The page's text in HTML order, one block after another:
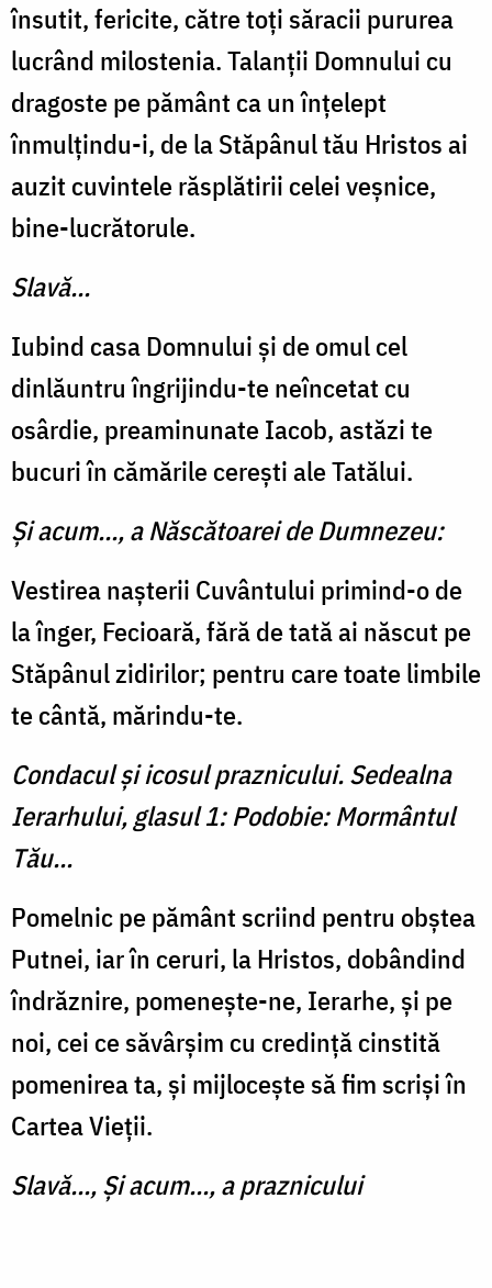
însutit, fericite, către toţi săracii puru­rea
lucrând milostenia. Talanții Domnului cu
dragoste pe pământ ca un înţelept
înmulţindu-i, de la Stăpânul tău Hristos ai
auzit cuvin­tele răsplătirii celei veşnice,
bine-lucrătorule.
Slavă...
Iubind casa Domnului și de omul cel
dinlăuntru îngrijindu-te neîncetat cu
osârdie, preaminunate Iacob, astăzi te
bucuri în cămările cereşti ale Tatălui.
Și acum..., a Născătoarei de Dumnezeu:
Vestirea naşterii Cuvântului primind-o de
la înger, Fecioară, fără de tată ai năs­cut pe
Stăpânul zidirilor; pen­tru care toate limbile
te cântă, mărindu-te.
Condacul şi icosul praznicului. Sedealna
Ierarhului, glasul 1: Podobie: Mormântul
Tău...
Pomelnic pe pământ scri­ind pentru obştea
Putnei, iar în ceruri, la Hristos, dobândind
îndrăznire, pomeneşte-ne, Ierarhe, şi pe
noi, cei ce săvârșim cu credinţă cinstită
pomenirea ta, şi mijloceşte să fim scrişi în
Cartea Vieţii.
Slavă..., Şi acum..., a praznicului